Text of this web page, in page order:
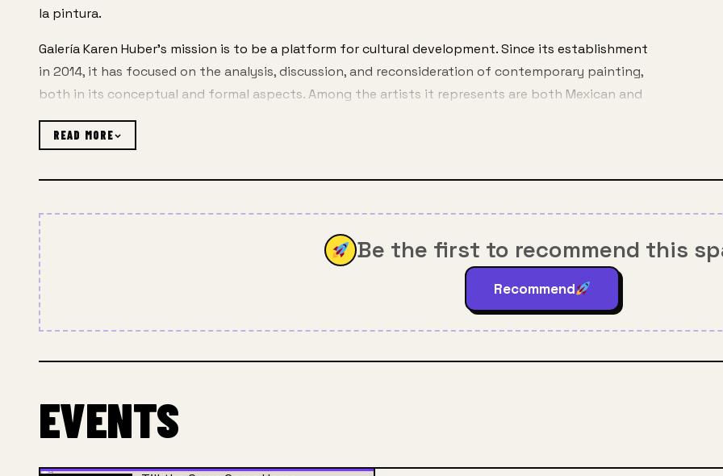
la pintura.
Galería Karen Huber’s mission is to be a platform for cultural development. Since its establishment
in 2014, it has focused on the analysis, discussion, and reconsideration of contemporary painting,
both in its conceptual and formal aspects. Among the artists it represents are both Mexican and
international painters whose contribution has been fundamental to the development of the art
scene in Mexico City. We create spaces for encounters where reflection, dialogue, and deepening in
READ MORE
Be the first to recommend this
Recommend
EVENTS